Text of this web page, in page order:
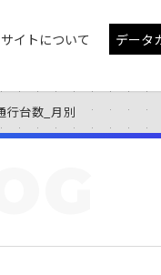
イトについて データ
行台数_月別